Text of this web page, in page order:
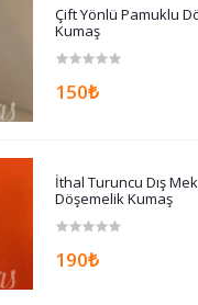
Çift Yönlü Pamuklu
Kumaş
150₺
İthal Turuncu Dış
Döşemelik Kumaş
190₺